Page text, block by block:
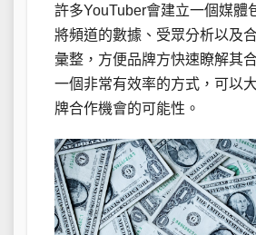
許多YouTuber會建立一個媒體
將頻道的數據、受眾分析以及
彙整，方便品牌方快速瞭解其
一個非常有效率的方式，可以
牌合作機會的可能性。